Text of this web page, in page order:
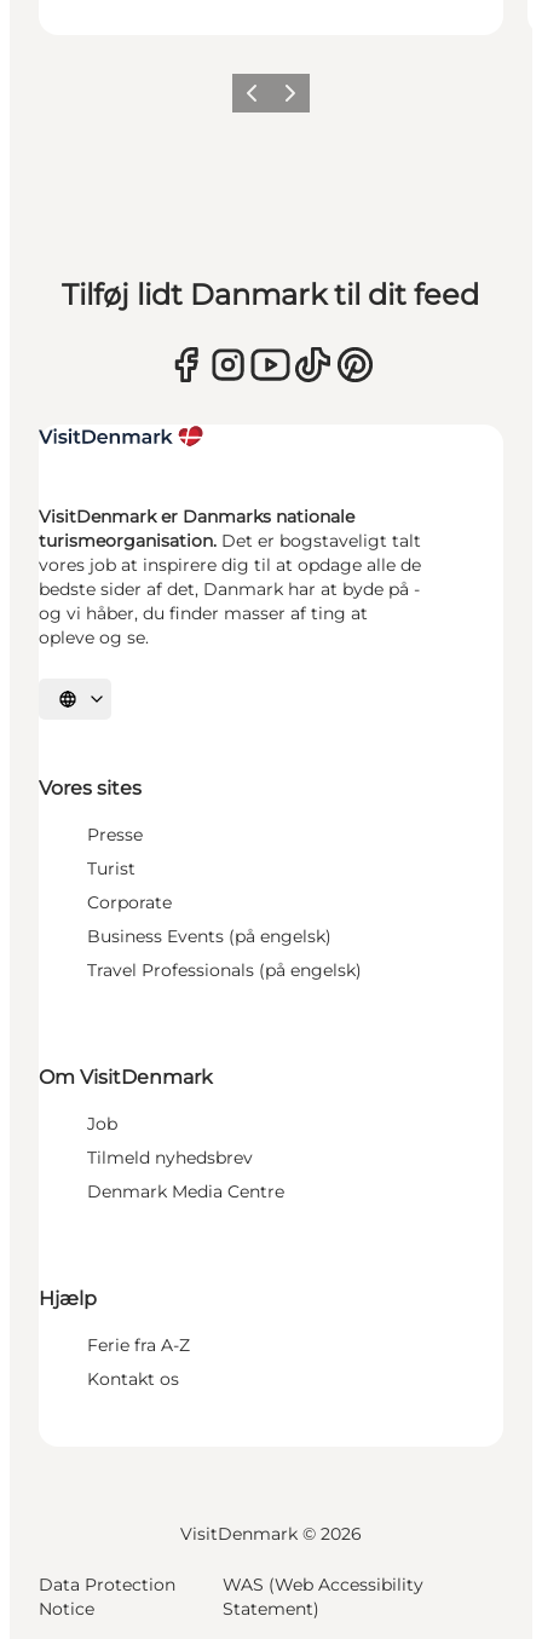
ForrigeNæste
Tilføj lidt Danmark til dit feed
VisitDenmark er Danmarks nationale
turismeorganisation. Det er bogstaveligt talt
vores job at inspirere dig til at opdage alle de
bedste sider af det, Danmark har at byde på -
og vi håber, du finder masser af ting at
opleve og se.
Vælg sprog
Vores sites
Presse
Turist
Corporate
Business Events (på engelsk)
Travel Professionals (på engelsk)
Om VisitDenmark
Job
Tilmeld nyhedsbrev
Denmark Media Centre
Hjælp
Ferie fra A-Z
Kontakt os
VisitDenmark © 2026
Data Protection
Notice
WAS (Web Accessibility
Statement)